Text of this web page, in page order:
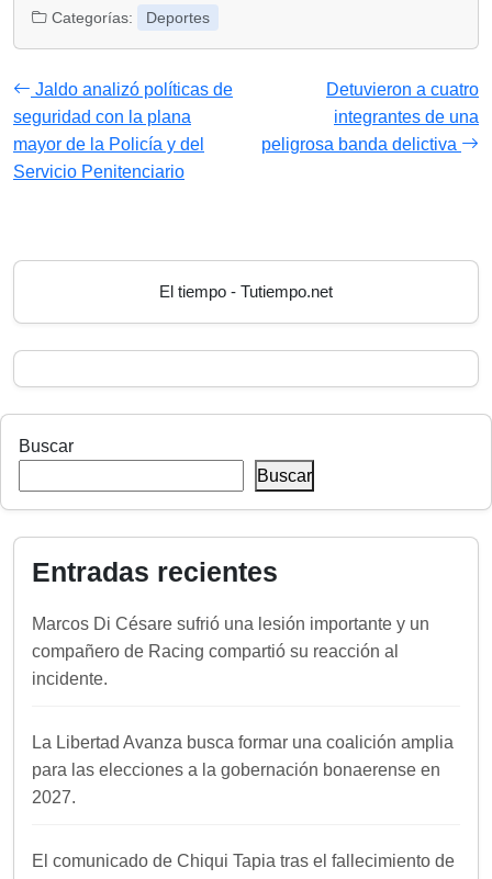
Categorías: Deportes
Jaldo analizó políticas de
seguridad con la plana
mayor de la Policía y del
Servicio Penitenciario
Detuvieron a cuatro
integrantes de una
peligrosa banda delictiva
El tiempo - Tutiempo.net
Buscar
Buscar
Entradas recientes
Marcos Di Césare sufrió una lesión importante y un
compañero de Racing compartió su reacción al
incidente.
La Libertad Avanza busca formar una coalición amplia
para las elecciones a la gobernación bonaerense en
2027.
El comunicado de Chiqui Tapia tras el fallecimiento de